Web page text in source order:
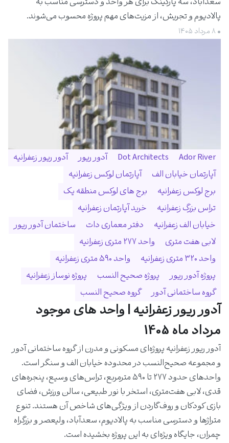
پالادیوم و تجریش، از مزیت‌های مهم پروژه محسوب می‌شوند.
• ۸ مرداد ۱۴۰۵
Ador River
Dot Architects آدور ریور
آدور ریور زعفرانیه
آپارتمان خیابان الف
آپارتمان لوکس زعفرانیه
برج لوکس زعفرانیه
برج های لوکس منطقه یک
تراس بزرگ زعفرانیه
خرید آپارتمان زعفرانیه
خیابان الف زعفرانیه
دفتر معماری دات
ساختمان آدور ریور
لابی هفت متری
واحد ۲۷۷ متری زعفرانیه
واحد ۳۲۰ متری زعفرانیه
واحد ۵۹۰ متری زعفرانیه
پروژه آدور ریور
پروژه صحیح النسب
پروژه نوساز زعفرانیه
گروه ساختمانی آدور
گروه صحیح النسب
آدور ریور زعفرانیه | واحد های موجود
مرداد ماه 1405
آدور ریور زعفرانیه پروژه‌ای مسکونی و مدرن از گروه ساختمانی آدور
و مجموعه صحیح‌النسب در محدوده خیابان الف و سنگر است.
واحدهای حدود ۲۷۷ تا ۵۹۰ مترمربع، تراس‌های وسیع، پنجره‌های
قدی، لابی هفت‌متری، استخر با نور طبیعی، سالن ورزش، فضای
بازی کودکان و روف‌گاردن از ویژگی‌های شاخص آن هستند. تنوع
متراژها و دسترسی مناسب به پالادیوم، سعدآباد، ولیعصر و بزرگراه
چمران، جایگاه ویژه‌ای به این پروژه بخشیده است.